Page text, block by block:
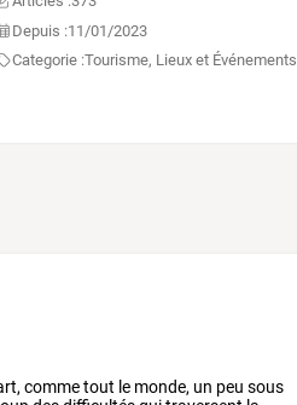
Depuis :11/01/2023
Categorie :Tourisme, Lieux et Événements
commetout le monde, un peu sous